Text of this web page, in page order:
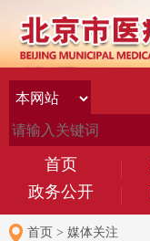
首页
政务公开
首页 > 媒体关注